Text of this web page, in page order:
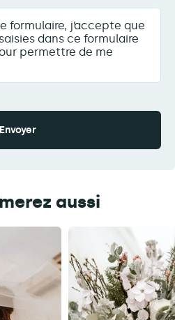
formulaire, j’accepte que
dans ce formulaire
permettre de me
aussi